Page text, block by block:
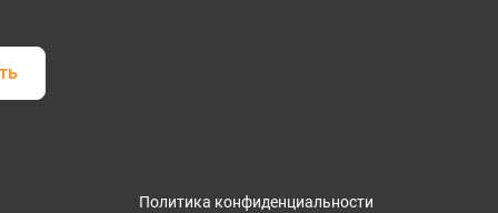
Политика конфиденциальности